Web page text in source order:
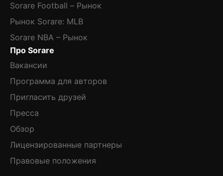
Sorare Football – Рынок
Рынок Sorare: MLB
Sorare NBA – Рынок
Про Sorare
Вакансии
Программа для авторов
Пригласить друзей
Пресса
Обзор
Лицензированные партнеры
Правовые положения